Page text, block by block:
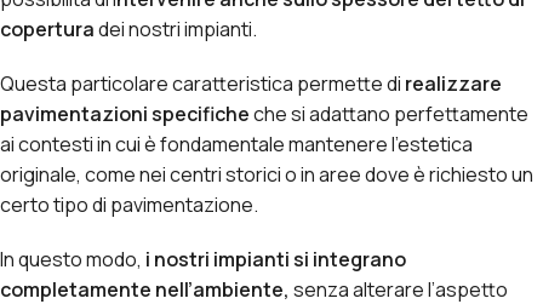
coperturadei nostri impianti.
Questa particolare caratteristica permette di realizzare
pavimentazioni specificheche si adattano perfettamente
ai contesti in cui è fondamentale mantenere l’estetica
originale, come nei centri storici o in aree dove è richiesto un
certo tipo di pavimentazione.
In questo modo, i nostri impianti si integrano
completamente nell’ambiente, senza alterare l’aspetto